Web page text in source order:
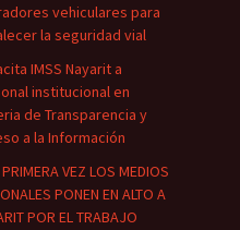
vehiculares para
la seguridad vial
IMSS Nayarit a
institucional en
de Transparencia y
a la Información
VEZ LOS MEDIOS
PONEN EN ALTO A
POR EL TRABAJO